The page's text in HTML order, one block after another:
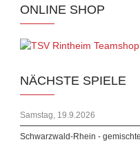
ONLINE SHOP
NÄCHSTE SPIELE
Samstag, 19.9.2026
Schwarzwald-Rhein -